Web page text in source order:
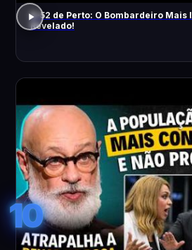
B-52 de Perto: O Bombardeiro Mais
Revelado!
10